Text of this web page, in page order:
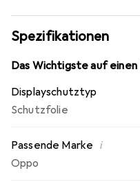
unsichtbar), ca. 0,2 mm
Fingerprint
Markenprodukt made in
Spezifikationen
Das Wichtigste auf einen
Displayschutztyp
Schutzfolie
Passende Marke i
Oppo